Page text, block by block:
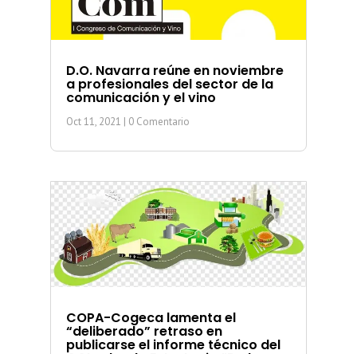
D.O. Navarra reúne en noviembre
a profesionales del sector de la
comunicación y el vino
Oct 11, 2021 | 0 Comentario
COPA-Cogeca lamenta el
“deliberado” retraso en
publicarse el informe técnico del